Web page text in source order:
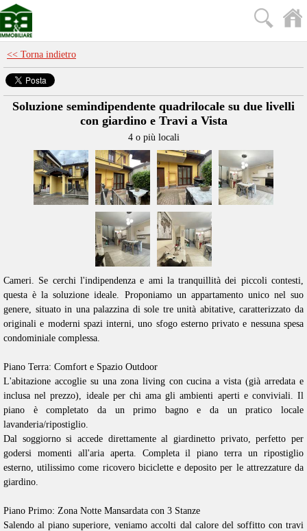
<< Torna indietro
Soluzione semindipendente quadrilocale su due livelli
con giardino e Travi a Vista
4 o più locali
Cameri. Se cerchi l'indipendenza e ami la tranquillità dei piccoli contesti,
questa è la soluzione ideale. Proponiamo un appartamento unico nel suo
genere, situato in una palazzina di sole tre unità abitative, caratterizzato da
originali e moderni spazi interni, uno sfogo esterno privato e nessuna spesa
condominiale complessa.
Piano Terra: Comfort e Spazio Outdoor
L'abitazione accoglie su una zona living con cucina a vista (già arredata e
inclusa nel prezzo), ideale per chi ama gli ambienti aperti e conviviali. Il
piano è completato da un primo bagno e da un pratico locale
lavanderia/ripostiglio.
Dal soggiorno si accede direttamente al giardinetto privato, perfetto per
godersi momenti all'aria aperta. Completa il piano terra un ripostiglio
esterno, utilissimo come ricovero biciclette e deposito per le attrezzature da
giardino.
Piano Primo: Zona Notte Mansardata con 3 Stanze
Salendo al piano superiore, veniamo accolti dal calore del soffitto con travi